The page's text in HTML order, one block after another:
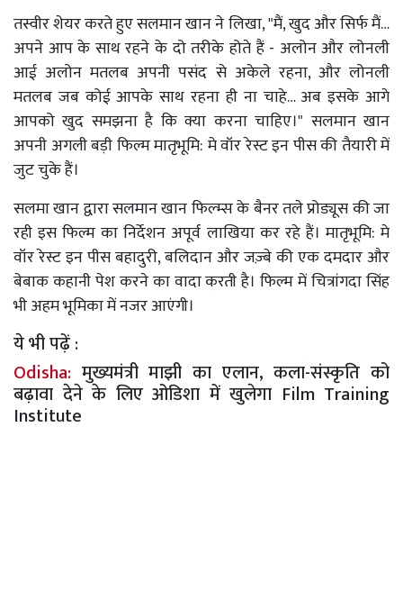
तस्वीर शेयर करते हुए सलमान खान ने लिखा, "मैं, खुद और सिर्फ मैं…
अपने आप के साथ रहने के दो तरीके होते हैं - अलोन और लोनली
आई अलोन मतलब अपनी पसंद से अकेले रहना, और लोनली
मतलब जब कोई आपके साथ रहना ही ना चाहे… अब इसके आगे
आपको खुद समझना है कि क्या करना चाहिए।" सलमान खान
अपनी अगली बड़ी फिल्म मातृभूमि: मे वॉर रेस्ट इन पीस की तैयारी में
जुट चुके हैं।
सलमा खान द्वारा सलमान खान फिल्म्स के बैनर तले प्रोड्यूस की जा
रही इस फिल्म का निर्देशन अपूर्व लाखिया कर रहे हैं। मातृभूमि: मे
वॉर रेस्ट इन पीस बहादुरी, बलिदान और जज़्बे की एक दमदार और
बेबाक कहानी पेश करने का वादा करती है। फिल्म में चित्रांगदा सिंह
भी अहम भूमिका में नजर आएंगी।
ये भी पढ़ें :
Odisha: मुख्यमंत्री माझी का एलान, कला-संस्कृति को
बढ़ावा देने के लिए ओडिशा में खुलेगा Film Training
Institute